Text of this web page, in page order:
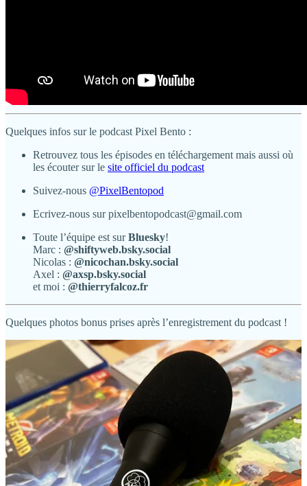
Quelques infos sur le podcast Pixel Bento :
Retrouvez tous les épisodes en téléchargement mais aussi où
les écouter sur le site officiel du podcast
Suivez-nous @PixelBentopod
Ecrivez-nous sur pixelbentopodcast@gmail.com
Toute l’équipe est surBluesky!
Marc : @shiftyweb.bsky.social
Nicolas : @nicochan.bsky.social
Axel : @axsp.bsky.social
et moi : @thierryfalcoz.fr
Quelques photos bonus prises après l’enregistrement du podcast !
Et encore MERCI à toutes et à tous de nous écouter et d’avoir
laissé plein de commentaires sur les derniers articles consacrés à
notre podcast ! ;-)